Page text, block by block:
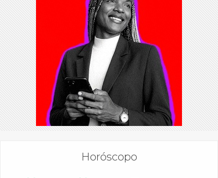
Horóscopo